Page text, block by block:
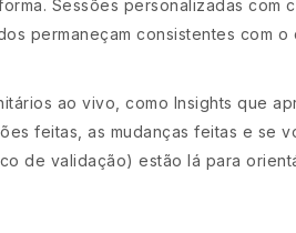
Sessões personalizadas com
permaneçam consistentes com o
ao vivo, como Insights que
feitas, as mudanças feitas e se
de validação) estão lá para